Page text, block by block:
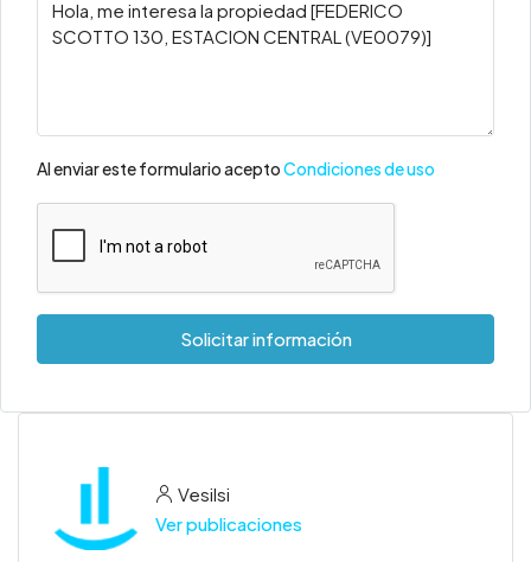
Al enviar este formulario aceptoCondiciones de uso
Solicitar información
Vesilsi
Ver publicaciones